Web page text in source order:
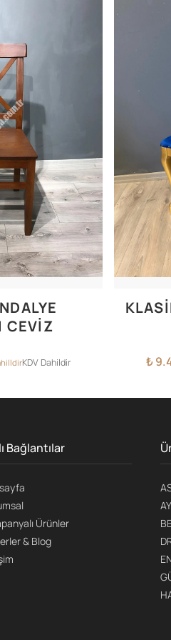
CEVİZ
KDV Dahildir ₺
Bağlantılar
Ürünler
& Blog